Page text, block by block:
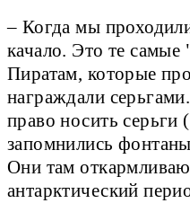
– Когда мы
качало. Это те
Пиратам, которые
награждали
право носить серьги (
запомнились
Они там
антарктический